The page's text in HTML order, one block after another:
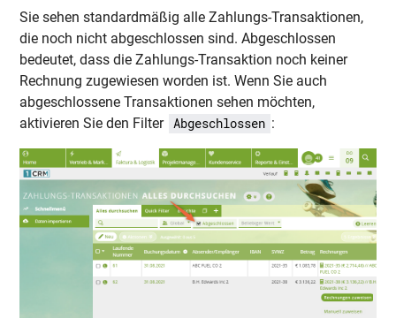
Sie sehen standardmäßig alle Zahlungs-Transaktionen,
die noch nicht abgeschlossen sind. Abgeschlossen
bedeutet, dass die Zahlungs-Transaktion noch keiner
Rechnung zugewiesen worden ist. Wenn Sie auch
abgeschlossene Transaktionen sehen möchten,
aktivieren Sie den Filter Abgeschlossen :